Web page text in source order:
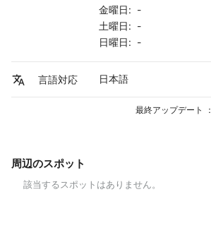
金曜日: -
土曜日: -
日曜日: -
言語対応 日本語
最終アップデート ：
周辺のスポット
該当するスポットはありません。